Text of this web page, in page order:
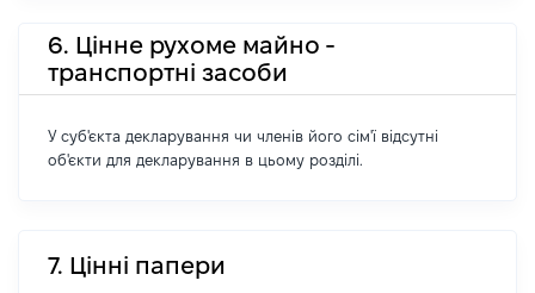
6. Цінне рухоме майно -
транспортні засоби
У суб'єкта декларування чи членів його сім'ї відсутні
об'єкти для декларування в цьому розділі.
7. Цінні папери